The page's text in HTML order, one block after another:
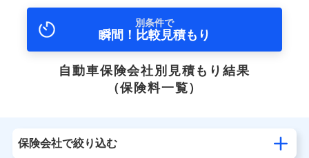
別条件で
瞬間！比較見積もり
自動車保険会社別見積もり結果
（保険料一覧）
保険会社で絞り込む